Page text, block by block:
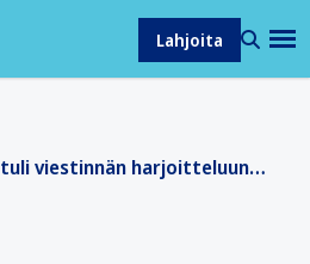
Lahjoita
– löysi itsensä kahvittelemasta asunnottomien kanssa